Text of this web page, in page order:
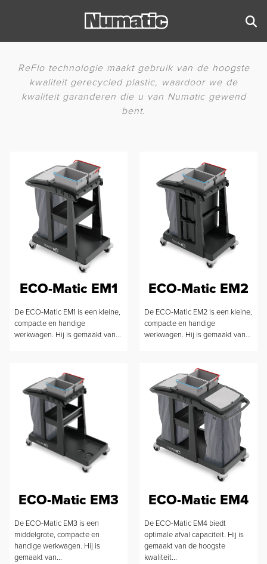
ReFlo technologie maakt gebruik van de hoogste
kwaliteit gerecycled plastic, waardoor we de
kwaliteit garanderen die u van Numatic gewend
bent.
ECO-Matic EM1
De ECO-Matic EM1 is een kleine,
compacte en handige
werkwagen. Hij is gemaakt van...
ECO-Matic EM2
De ECO-Matic EM2 is een kleine,
compacte en handige
werkwagen. Hij is gemaakt van...
ECO-Matic EM3
De ECO-Matic EM3 is een
middelgrote, compacte en
handige werkwagen. Hij is
gemaakt van...
ECO-Matic EM4
De ECO-Matic EM4 biedt
optimale afval capaciteit. Hij is
gemaakt van de hoogste
kwaliteit...